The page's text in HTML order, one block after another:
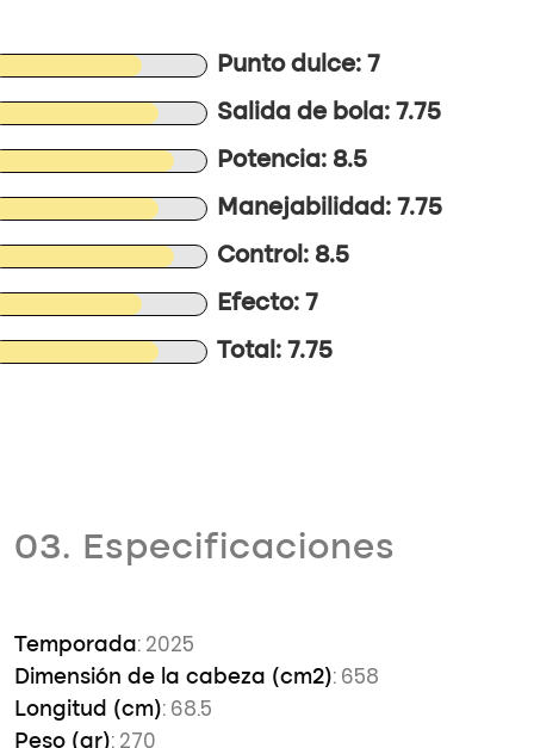
Punto dulce: 7
Salida de bola: 7.75
Potencia: 8.5
Manejabilidad: 7.75
Control: 8.5
Efecto: 7
Total: 7.75
03. Especificaciones
Temporada: 2025
Dimensión de la cabeza (cm2): 658
Longitud (cm): 68.5
Peso (gr): 270